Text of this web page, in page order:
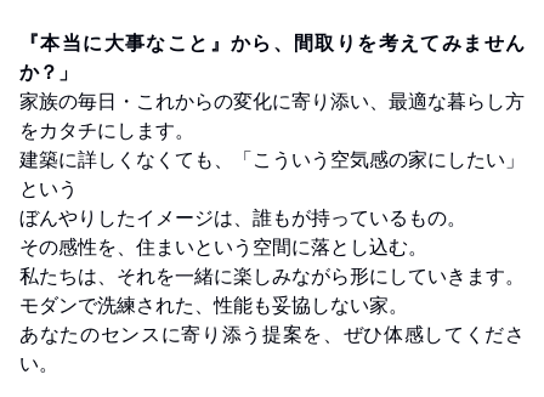
『本当に大事なこと』から、間取りを考えてみません
か？」
家族の毎日・これからの変化に寄り添い、最適な暮らし方
をカタチにします。
建築に詳しくなくても、「こういう空気感の家にしたい」
という
ぼんやりしたイメージは、誰もが持っているもの。
その感性を、住まいという空間に落とし込む。
私たちは、それを一緒に楽しみながら形にしていきます。
モダンで洗練された、性能も妥協しない家。
あなたのセンスに寄り添う提案を、ぜひ体感してくださ
い。